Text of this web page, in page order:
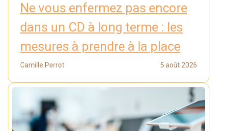
Ne vous enfermez pas encore
dans un CD à long terme : les
mesures à prendre à la place
Camille Perrot 5 août 2026